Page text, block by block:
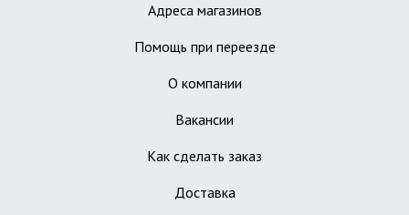
Адреса магазинов
Помощь при переезде
О компании
Вакансии
Как сделать заказ
Доставка